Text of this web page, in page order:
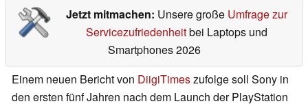
Jetzt mitmachen: Unsere große Umfrage zur
Servicezufriedenheitbei Laptops und
Smartphones 2026
Einem neuen Bericht von DiigiTimeszufolge soll Sony in
den ersten fünf Jahren nach dem Launch der PlayStation